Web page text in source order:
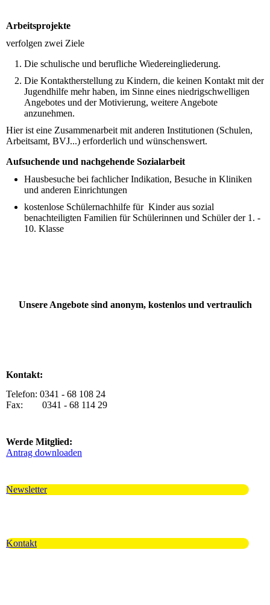
Arbeitsprojekte
verfolgen zwei Ziele
Die schulische und berufliche Wiedereingliederung.
Die Kontaktherstellung zu Kindern, die keinen Kontakt mit der
Jugendhilfe mehr haben, im Sinne eines niedrigschwelligen
Angebotes und der Motivierung, weitere Angebote
anzunehmen.
Hier ist eine Zusammenarbeit mit anderen Institutionen (Schulen,
Arbeitsamt, BVJ...) erforderlich und wünschenswert.
Aufsuchende und nachgehende Sozialarbeit
Hausbesuche bei fachlicher Indikation, Besuche in Kliniken
und anderen Einrichtungen
kostenlose Schülernachhilfe für Kinder aus sozial
benachteiligten Familien für Schülerinnen und Schüler der 1. -
10. Klasse
Unsere Angebote sind anonym, kostenlos und vertraulich
Kontakt:
Telefon: 0341 - 68 108 24
Fax: 0341 - 68 114 29
Werde Mitglied:
Antrag downloaden
Newsletter
Kontakt